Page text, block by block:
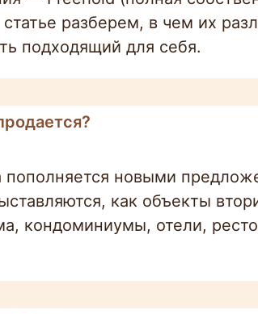
статье разберем, в чем их
подходящий для себя.
новыми
как объекты
кондоминиумы, отели,